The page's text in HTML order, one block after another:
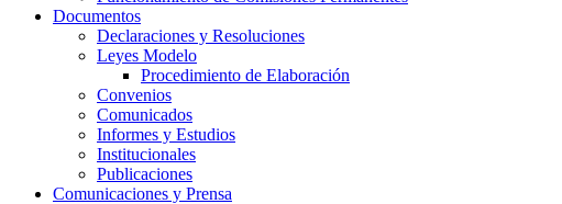
Documentos
Declaraciones y Resoluciones
Leyes Modelo
Procedimiento de Elaboración
Convenios
Comunicados
Informes y Estudios
Institucionales
Publicaciones
Comunicaciones y Prensa